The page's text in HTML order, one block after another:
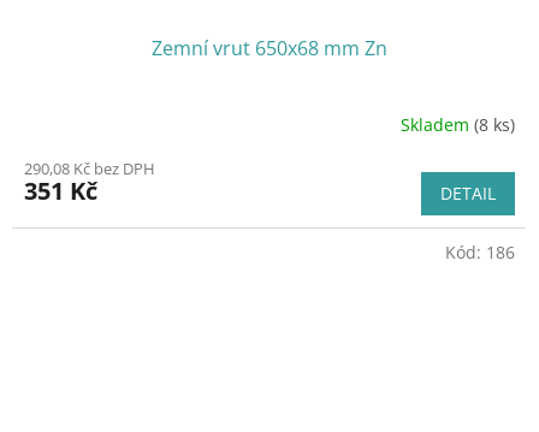
Zemní vrut 650x68 mm Zn
Skladem (8 ks)
290,08 Kč bez DPH
351 Kč DETAIL
Kód: 186